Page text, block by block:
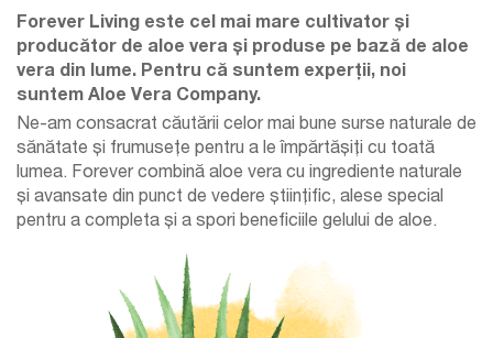
Forever Living este cel mai mare cultivator și
producător de aloe vera și produse pe bază de aloe
vera din lume. Pentru că suntem experții, noi
suntem Aloe Vera Company.
Ne-am consacrat căutării celor mai bune surse naturale de
sănătate și frumusețe pentru a le împărtășiți cu toată
lumea. Forever combină aloe vera cu ingrediente naturale
și avansate din punct de vedere științific, alese special
pentru a completa și a spori beneficiile gelului de aloe.